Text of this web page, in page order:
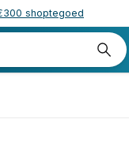
shoptegoed